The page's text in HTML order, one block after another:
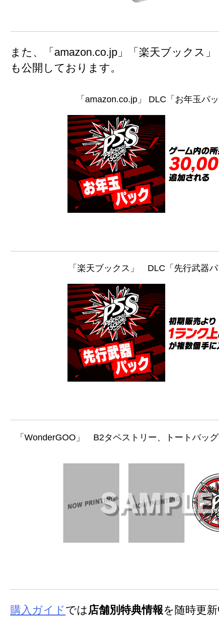
また、「amazon.co.jp」「楽天ブックス
も公開しております。
「amazon.co.jp」 DLC「お年玉パ
「楽天ブックス」 DLC「先行武器
「WonderGOO」 B2タペストリー、トートバッ
購入ガイド では 店舗別特典情報を随時更